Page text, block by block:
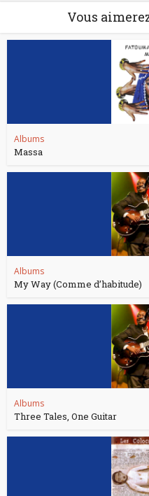
Vous
Albums
Massa
Albums
My Way (Comme d’habitude)
Albums
Three Tales, One Guitar